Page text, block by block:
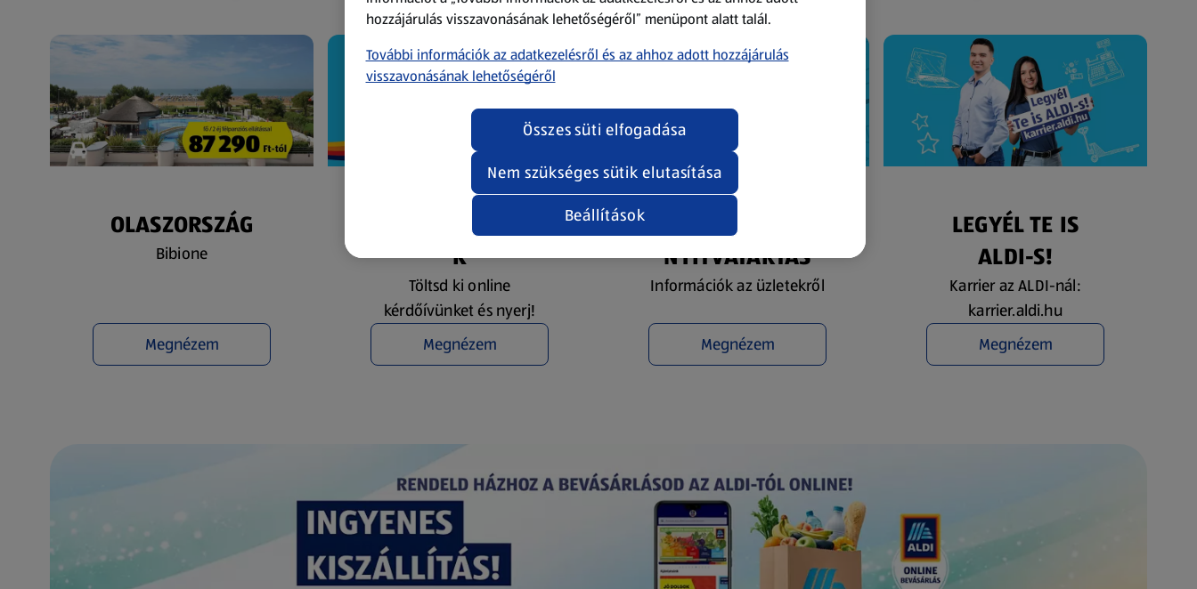
OLASZORSZÁG
Bibione
Megnézem
NYEREMÉNYJÁTÉ
K
Töltsd ki online
kérdőívünket és nyerj!
Megnézem
ÜZLETKERESŐ ÉS
NYITVATARTÁS
Információk az üzletekről
Megnézem
LEGYÉL TE IS
ALDI-S!
Karrier az ALDI-nál:
karrier.aldi.hu
Megnézem
hozzájárulás visszavonásának lehetőségéről” menüpont alatt talál.
További információk az adatkezelésről és az ahhoz adott hozzájárulás
visszavonásának lehetőségéről
Beállítások
Nem szükséges sütik elutasítása
Összes süti elfogadása